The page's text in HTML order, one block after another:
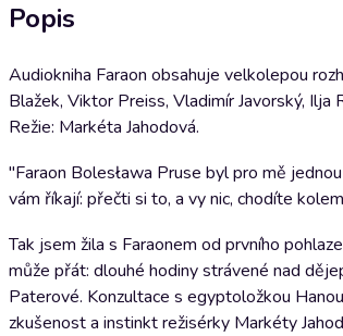
Popis
Audiokniha Faraon obsahuje velkolepou
Blažek, Viktor Preiss, Vladimír Javorský,
Režie: Markéta Jahodová.
"Faraon Bolesława Pruse byl pro mě
vám říkají: přečti si to, a vy nic, chodíte
Tak jsem žila s Faraonem od prvního
může přát: dlouhé hodiny strávené nad
Paterové. Konzultace s egyptoložkou
zkušenost a instinkt režisérky Markéty